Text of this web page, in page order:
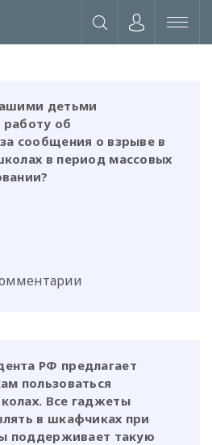
детьми
работу об
сообщения о взрыве в
в период массовых
РФ предлагает
пользоваться
Все гаджеты
в шкафчиках при
поддерживает такую